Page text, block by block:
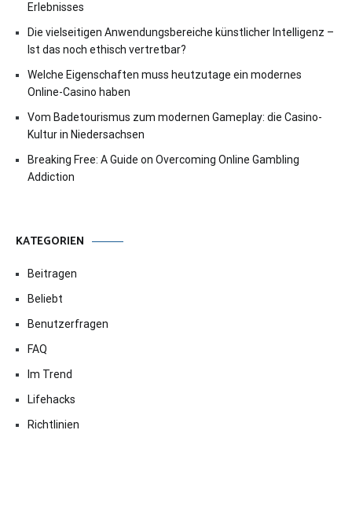
Erlebnisses
Die vielseitigen Anwendungsbereiche künstlicher Intelligenz –
Ist das noch ethisch vertretbar?
Welche Eigenschaften muss heutzutage ein modernes
Online-Casino haben
Vom Badetourismus zum modernen Gameplay: die Casino-
Kultur in Niedersachsen
Breaking Free: A Guide on Overcoming Online Gambling
Addiction
KATEGORIEN
Beitragen
Beliebt
Benutzerfragen
FAQ
Im Trend
Lifehacks
Richtlinien